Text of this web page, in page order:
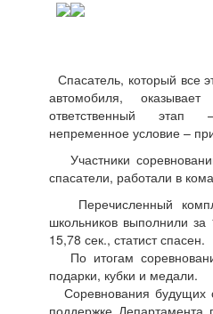
Спасатель, который все
автомобиля,
ответственный этап
непременное условие –
Участники
спасатели, работали в
Перечисленный
школьников выполнили
15,78 сек., статист спасен.
По итогам
подарки, кубки и медали.
Соревнования будущих
поддержке Департамента